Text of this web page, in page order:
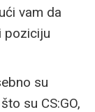
vam da
poziciju
su
su CS:GO,